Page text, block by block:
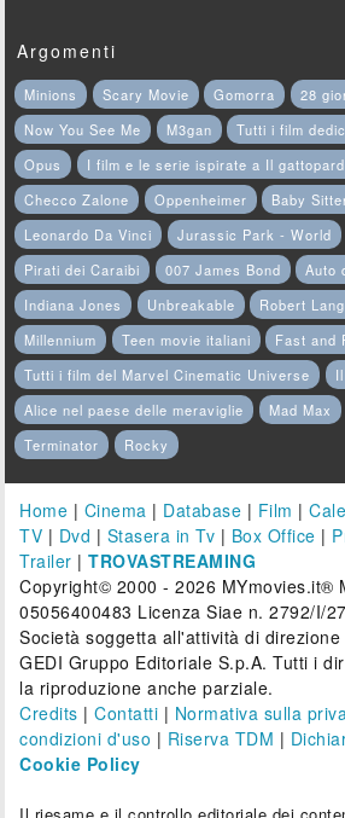
Argomenti
Minions Scary Movie Gomorra
28
Now You See Me
M3gan
Tutti i film
Opus
I film e le serie ispirate a Il
Checco Zalone
Oppenheimer Baby
Leonardo Da Vinci
Jurassic Park - World
Pirati dei Caraibi
007 James Bond Auto
Indiana Jones
Unbreakable Robert
Millennium
Teen movie italiani
Fast and
Tutti i film del Marvel Cinematic Universe
Alice nel paese delle meraviglie
Mad Max
Terminator
Rocky
Home | Cinema | Database | Film |
TV | Dvd | Stasera in Tv | Box Office |
Trailer |TROVASTREAMING
Copyright© 2000 - 2026 MYmovies.it®
05056400483 Licenza Siae n. 2792/I/
Società soggetta all'attività di
GEDI Gruppo Editoriale S.p.A. Tutti i
la riproduzione anche parziale.
Credits |Contatti | Normativa sulla
condizioni d'uso | Riserva TDM |
Cookie Policy